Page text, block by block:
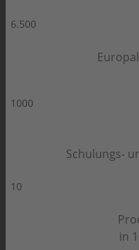
6.500
1000
Schulungs-
10
in